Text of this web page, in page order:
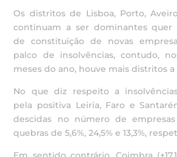
Os distritos de Lisboa, Porto,
continuam a ser dominantes quer
de constituição de novas
palco de insolvências, contudo,
meses do ano, houve mais distritos
No que diz respeito a
pela positiva Leiria, Faro e
descidas no número de
quebras de 5,6%, 24,5% e 13,3%,